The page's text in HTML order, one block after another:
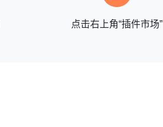
点击右上角“插件市场”